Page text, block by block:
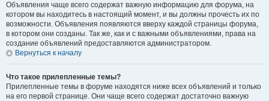
Объявления чаще всего содержат важную информацию для форума, на
котором вы находитесь в настоящий момент, и вы должны прочесть их по
возможности. Объявления появляются вверху каждой страницы форума,
в котором они созданы. Так же, как и с важными объявлениями, права на
создание объявлений предоставляются администратором.
Вернуться к началу
Что такое прилепленные темы?
Прилепленные темы в форуме находятся ниже всех объявлений и только
на его первой странице. Они чаще всего содержат достаточно важную